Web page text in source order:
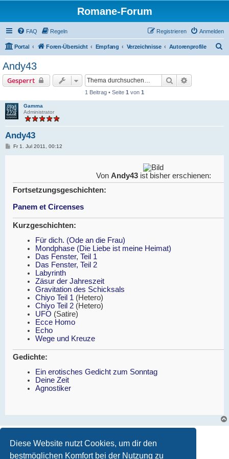
Diese Website nutzt Cookies, um dir den
bestmöglichen Komfort bei der Nutzung zu
Romane-Forum
FAQ Regeln Anmelden
Registrieren
Portal Foren-Übersicht Empfang Verzeichnisse Autorenprofile
Andy43
Gesperrt Suche
1 Beitrag • Seite 1 von 1
Gamma
Administrator
Andy43
B
g
Fr 1. Jul 2011, 00:12
Von Andy43ist bisher erschienen:
Fortsetzungsgeschichten:
Panem et Circenses
Kurzgeschichten:
Für dich. (Ode an die Frau)
Mondphase (Die Liebe ist meine Heimat)
Das Fenster, Teil 1
Das Fenster, Teil 2
Labyrinth
Zäsur der Jahreszeit
Gravitation des Schicksals
Chiyo Teil 1 (Hetero)
Chiyo Teil 2 (Hetero)
UFO (Satire)
Ecce Homo
Echo
Wege und Kreuze
Gedichte:
Ein erotisches Gedicht zum Sonntag
Deine Zeit
Agnostiker
1 Beitrag • Seite 1von 1